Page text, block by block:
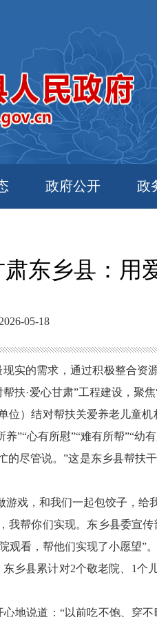
政府公开 政
肃东乡县：用
05-18
现实的需求，通过积极整合
扶·爱心甘肃”工程建设，
位）结对帮扶关爱养老儿童
”“心有所慰”“难有所帮”“幼有
的尽管说。”这是东乡县帮扶
戏，和我们一起包饺子，
我帮你们实现。东乡县委宣
观看，帮他们实现了小愿望”。
东乡县累计对2个敬老院、1个
心地说道：“以前吃不饱、穿